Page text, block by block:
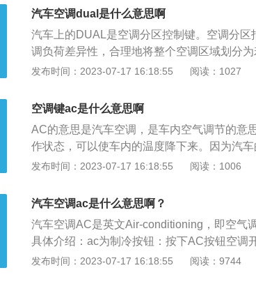
内温度传感器自动选择和打开或关闭各不同
开、关闭AC开关，保证车内恒温，非常舒适
都需要自己调节，一般车内是不会达到恒温
AC键，这时车内的压缩机就会启动工作，吹
灯亮对制热没有任何帮助，反而会因压缩机
汽车空调制热与压缩机没有丝毫关系，制热
不打开AC键也会有暖气）,是由汽车的散热
量，再通过鼓风机把热量吹到车内，基本没
汽车空调dual是什么意思啊
汽车上的DUAL是空调分区控制键。空调分
调负荷差异性，合理地将整个空调区域划分
于使空调系统能有效地跟踪负荷变化，改善
的温度以后再关掉这个键，自动空调就会按
是在负荷分析基础上，根据空调负荷差异性
个温度控制区。空调分区的目的在干使空调
内热环境和降低空调能耗。分区空调是指在
区域。如双区空调是指车内左右两侧的温度
节。其原理是增加了空调的风门，将风道划
送到不同的管路中，而混合风门就是由多个
机仍然是只有一个。空调分区就是在负荷分
发布时间：2023-07-17 16:18:55 阅读：1027
空调键ac是什么意思啊
AC的意思是汽车空调，是车内空气调节的意
作状态，可以使车内的温度降下来。因为汽
以大家也把它称为制冷空调。想要暖风的话
关，或者直接上车就开启也不会有问题，但
处于关闭状态，才能达到更好的效果。AC是
ON，意思是空气调节和空气控制。使用的时
以给车内供应冷气，从而把车内的空气温度
调，也是指手动制冷空调，在其实使用的时候
发布时间：2023-07-17 16:18:55 阅读：1006
汽车空调ac是什么意思啊？
汽车空调AC是英文Air-conditioning，即空气
具体介绍：ac为制冷按钮：按下AC按钮空调
开则只是送风部分工作，调节机构工作。用
发布时间：2023-07-17 16:18:55 阅读：9744